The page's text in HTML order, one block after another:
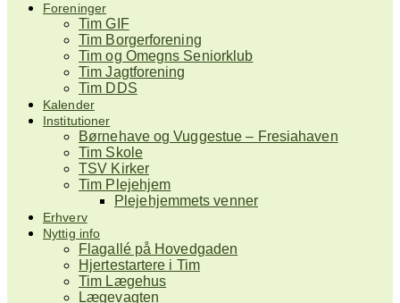
Foreninger
Tim GIF
Tim Borgerforening
Tim og Omegns Seniorklub
Tim Jagtforening
Tim DDS
Kalender
Institutioner
Børnehave og Vuggestue – Fresiahaven
Tim Skole
TSV Kirker
Tim Plejehjem
Plejehjemmets venner
Erhverv
Nyttig info
Flagallé på Hovedgaden
Hjertestartere i Tim
Tim Lægehus
Lægevagten